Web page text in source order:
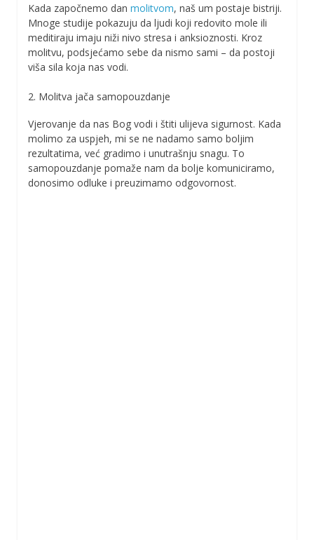
Kada započnemo dan molitvom, naš um postaje bistriji.
Mnoge studije pokazuju da ljudi koji redovito mole ili
meditiraju imaju niži nivo stresa i anksioznosti. Kroz
molitvu, podsjećamo sebe da nismo sami – da postoji
viša sila koja nas vodi.
2. Molitva jača samopouzdanje
Vjerovanje da nas Bog vodi i štiti ulijeva sigurnost. Kada
molimo za uspjeh, mi se ne nadamo samo boljim
rezultatima, već gradimo i unutrašnju snagu. To
samopouzdanje pomaže nam da bolje komuniciramo,
donosimo odluke i preuzimamo odgovornost.